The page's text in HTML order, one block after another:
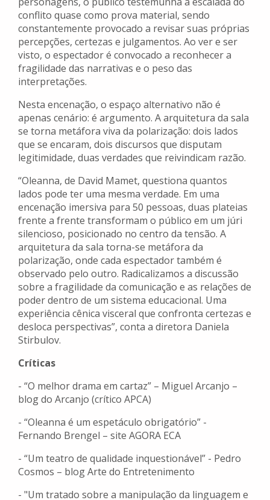
conflito quase como prova material, sendo
constantemente provocado a revisar suas próprias
percepções, certezas e julgamentos. Ao ver e ser
visto, o espectador é convocado a reconhecer a
fragilidade das narrativas e o peso das
interpretações.
Nesta encenação, o espaço alternativo não é
apenas cenário: é argumento. A arquitetura da sala
se torna metáfora viva da polarização: dois lados
que se encaram, dois discursos que disputam
legitimidade, duas verdades que reivindicam razão.
“Oleanna, de David Mamet, questiona quantos
lados pode ter uma mesma verdade. Em uma
encenação imersiva para 50 pessoas, duas plateias
frente a frente transformam o público em um júri
silencioso, posicionado no centro da tensão. A
arquitetura da sala torna-se metáfora da
polarização, onde cada espectador também é
observado pelo outro. Radicalizamos a discussão
sobre a fragilidade da comunicação e as relações de
poder dentro de um sistema educacional. Uma
experiência cênica visceral que confronta certezas e
desloca perspectivas”, conta a diretora Daniela
Stirbulov.
Críticas
- “O melhor drama em cartaz” – Miguel Arcanjo –
blog do Arcanjo (crítico APCA)
- “Oleanna é um espetáculo obrigatório” -
Fernando Brengel – site AGORA ECA
- “⁠Um teatro de qualidade inquestionável” - Pedro
Cosmos – blog Arte do Entretenimento
- ⁠"Um tratado sobre a manipulação da linguagem e